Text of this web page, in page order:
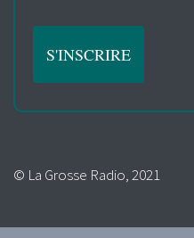
© La Grosse Radio, 2021